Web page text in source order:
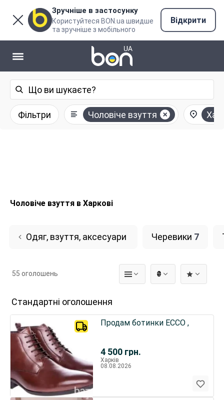
Зручніше в застосунку
Користуйтеся BON.ua швидше
та зручніше з мобільного
Відкрити
Фільтри Чоловіче взуття
Чоловіче взуття в Харкові
Одяг, взуття, аксесуари Черевики 7
₴
55 оголошень
Стандартні оголошення
4 500 грн.
Продам ботинки ECCO ,
Харків
08.08.2026